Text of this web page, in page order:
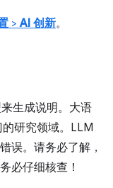
>AI 创新。
生成说明。大语
研究领域。LLM
误。请务必了解，
必仔细核查！